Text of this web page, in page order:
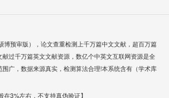
博预审版），论文查重检测上千万篇中文文献，超百万篇
过千万篇英文文献资源，数亿个中英文互联网资源是全
广，数据来源真实，检测算法合理!本系统含有（学术库
3%左右，不支持真伪验证】